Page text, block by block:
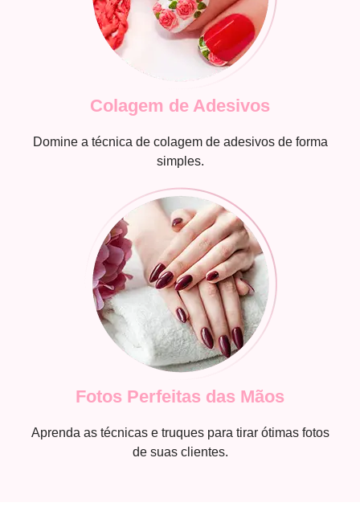
Colagem de Adesivos
Domine a técnica de colagem de adesivos de forma
simples.
Fotos Perfeitas das Mãos
Aprenda as técnicas e truques para tirar ótimas fotos
de suas clientes.